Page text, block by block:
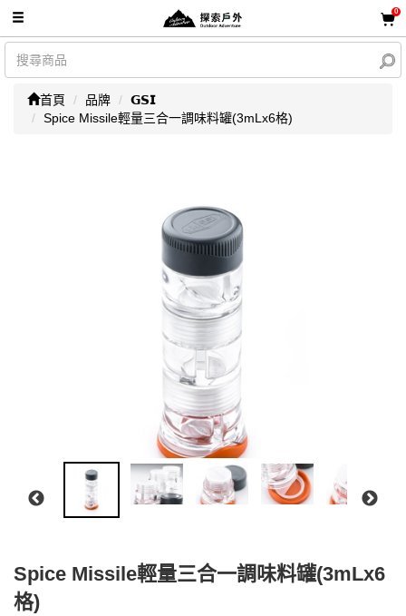
0
首頁 品牌
𝗚𝗦𝗜
Spice Missile輕量三合一調味料罐(3mLx6格)
Spice Missile輕量三合一調味料罐(3mLx6
格)